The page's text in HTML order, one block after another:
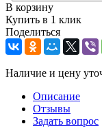
В корзину
Купить в 1 клик
Поделиться
Наличие и цену
Описание
Отзывы
Задать вопрос